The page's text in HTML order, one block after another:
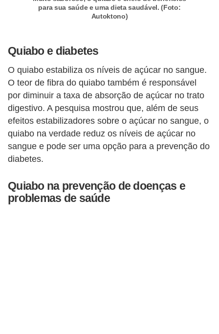
para sua saúde e uma dieta saudável. (Foto:
Autoktono)
Quiabo e diabetes
O quiabo estabiliza os níveis de açúcar no sangue.
O teor de fibra do quiabo também é responsável
por diminuir a taxa de absorção de açúcar no trato
digestivo. A pesquisa mostrou que, além de seus
efeitos estabilizadores sobre o açúcar no sangue, o
quiabo na verdade reduz os níveis de açúcar no
sangue e pode ser uma opção para a prevenção do
diabetes.
Quiabo na prevenção de doenças e
problemas de saúde